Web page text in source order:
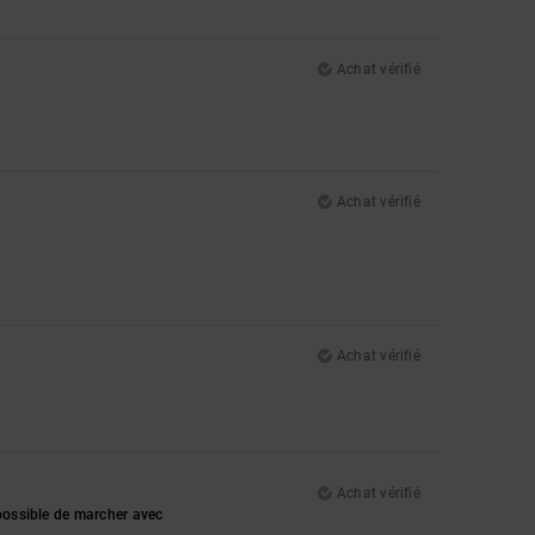
Achat vérifié
Achat vérifié
Achat vérifié
Achat vérifié
de marcher avec